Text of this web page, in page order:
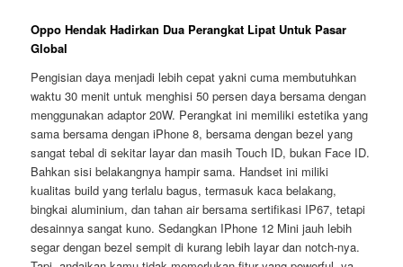
Oppo Hendak Hadirkan Dua Perangkat Lipat Untuk Pasar
Global
Pengisian daya menjadi lebih cepat yakni cuma membutuhkan
waktu 30 menit untuk menghisi 50 persen daya bersama dengan
menggunakan adaptor 20W. Perangkat ini memiliki estetika yang
sama bersama dengan iPhone 8, bersama dengan bezel yang
sangat tebal di sekitar layar dan masih Touch ID, bukan Face ID.
Bahkan sisi belakangnya hampir sama. Handset ini miliki
kualitas build yang terlalu bagus, termasuk kaca belakang,
bingkai aluminium, dan tahan air bersama sertifikasi IP67, tetapi
desainnya sangat kuno. Sedangkan IPhone 12 Mini jauh lebih
segar dengan bezel sempit di kurang lebih layar dan notch-nya.